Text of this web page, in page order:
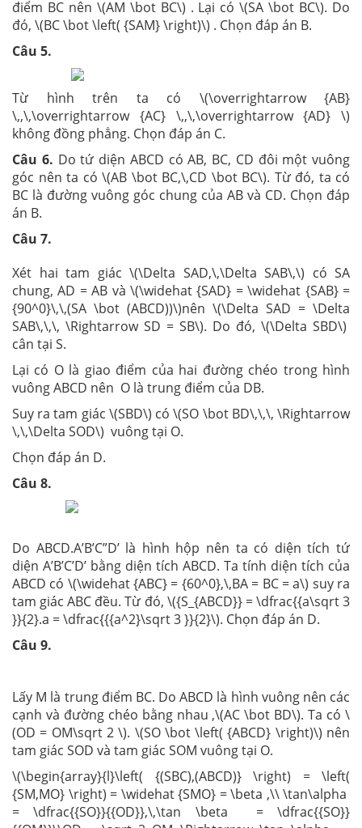
điểm BC nên \(AM \bot BC\) . Lại có \(SA \bot BC\). Do
đó, \(BC \bot \left( {SAM} \right)\) . Chọn đáp án B.
Câu 5.
Từ hình trên ta có \(\overrightarrow {AB}
\,,\,\overrightarrow {AC} \,,\,\overrightarrow {AD} \)
không đồng phẳng. Chọn đáp án C.
Câu 6. Do tứ diện ABCD có AB, BC, CD đôi một vuông
góc nên ta có \(AB \bot BC,\,CD \bot BC\). Từ đó, ta có
BC là đường vuông góc chung của AB và CD. Chọn đáp
án B.
Câu 7.
Xét hai tam giác \(\Delta SAD,\,\Delta SAB\,\) có SA
chung, AD = AB và \(\widehat {SAD} = \widehat {SAB} =
{90^0}\,\,(SA \bot (ABCD))\)nên \(\Delta SAD = \Delta
SAB\,\,\, \Rightarrow SD = SB\). Do đó, \(\Delta SBD\)
cân tại S.
Lại có O là giao điểm của hai đường chéo trong hình
vuông ABCD nên O là trung điểm của DB.
Suy ra tam giác \(SBD\) có \(SO \bot BD\,\,\, \Rightarrow
\,\,\Delta SOD\) vuông tại O.
Chọn đáp án D.
Câu 8.
Do ABCD.A’B’C”D’ là hình hộp nên ta có diện tích tứ
diện A’B’C’D’ bằng diện tích ABCD. Ta tính diện tích của
ABCD có \(\widehat {ABC} = {60^0},\,BA = BC = a\) suy ra
tam giác ABC đều. Từ đó, \({S_{ABCD}} = \dfrac{{a\sqrt 3
}}{2}.a = \dfrac{{{a^2}\sqrt 3 }}{2}\). Chọn đáp án D.
Câu 9.
Lấy M là trung điểm BC. Do ABCD là hình vuông nên các
cạnh và đường chéo bằng nhau ,\(AC \bot BD\). Ta có \
(OD = OM\sqrt 2 \). \(SO \bot \left( {ABCD} \right)\) nên
tam giác SOD và tam giác SOM vuông tại O.
\(\begin{array}{l}\left( {(SBC),(ABCD)} \right) = \left(
{SM,MO} \right) = \widehat {SMO} = \beta ,\\ \tan\alpha
= \dfrac{{SO}}{{OD}},\,\tan \beta = \dfrac{{SO}}